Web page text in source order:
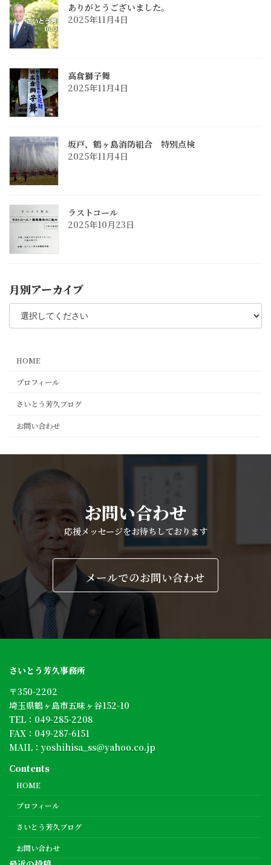
ありがとうございました。
2025年11月4日
高倉獅子舞
2025年11月4日
坂戸、鶴ヶ島消防組合 特別点検
2025年11月4日
ラストコール
2025年10月23日
月別アーカイブ
HOME
プロフィール
さいとう芳久ブログ
お問い合わせ
お問い合わせ
応援メッセージをお待ちしております
メールでのお問い合わせ
さいとう芳久事務所
〒350-2202
埼玉県鶴ヶ島市五味ヶ谷152-10
TEL： 049-285-2208
FAX：049-287-6151
MAIL： yoshihisa_ss@yahoo.co.jp
Contents
HOME
プロフィール
さいとう芳久ブログ
お問い合わせ